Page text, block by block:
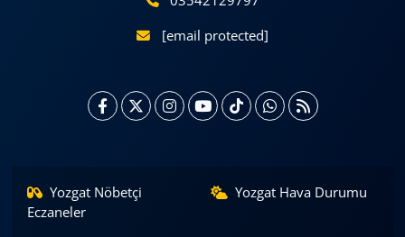
[email protected]
Yozgat Nöbetçi
Eczaneler
Yozgat Hava Durumu